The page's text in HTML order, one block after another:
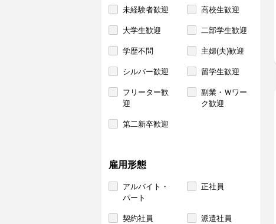
未経験者歓迎 高校生歓迎
大学生歓迎 二部学生歓迎
学歴不問 主婦(夫)歓迎
シルバー歓迎 留学生歓迎
フリーター歓
迎
副業・Ｗワー
ク歓迎
第二新卒歓迎
雇用形態
アルバイト・
パート
正社員
契約社員 派遣社員